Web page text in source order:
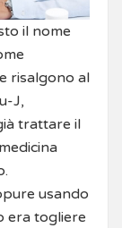
il nome
risalgono al
J,
trattare il
usando
era togliere